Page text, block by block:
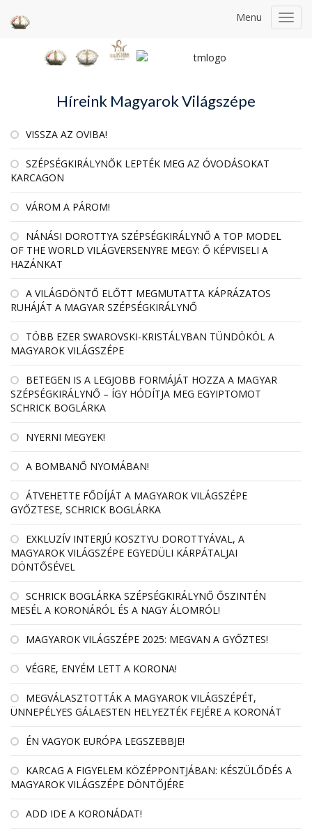
Menu
Híreink Magyarok Világszépe
VISSZA AZ OVIBA!
SZÉPSÉGKIRÁLYNŐK LEPTÉK MEG AZ ÓVODÁSOKAT
KARCAGON
VÁROM A PÁROM!
NÁNÁSI DOROTTYA SZÉPSÉGKIRÁLYNŐ A TOP MODEL
OF THE WORLD VILÁGVERSENYRE MEGY: Ő KÉPVISELI A
HAZÁNKAT
A VILÁGDÖNTŐ ELŐTT MEGMUTATTA KÁPRÁZATOS
RUHÁJÁT A MAGYAR SZÉPSÉGKIRÁLYNŐ
TÖBB EZER SWAROVSKI-KRISTÁLYBAN TÜNDÖKÖL A
MAGYAROK VILÁGSZÉPE
BETEGEN IS A LEGJOBB FORMÁJÁT HOZZA A MAGYAR
SZÉPSÉGKIRÁLYNŐ – ÍGY HÓDÍTJA MEG EGYIPTOMOT
SCHRICK BOGLÁRKA
NYERNI MEGYEK!
A BOMBANŐ NYOMÁBAN!
ÁTVEHETTE FŐDÍJÁT A MAGYAROK VILÁGSZÉPE
GYŐZTESE, SCHRICK BOGLÁRKA
EXKLUZÍV INTERJÚ KOSZTYU DOROTTYÁVAL, A
MAGYAROK VILÁGSZÉPE EGYEDÜLI KÁRPÁTALJAI
DÖNTŐSÉVEL
SCHRICK BOGLÁRKA SZÉPSÉGKIRÁLYNŐ ŐSZINTÉN
MESÉL A KORONÁRÓL ÉS A NAGY ÁLOMRÓL!
MAGYAROK VILÁGSZÉPE 2025: MEGVAN A GYŐZTES!
VÉGRE, ENYÉM LETT A KORONA!
MEGVÁLASZTOTTÁK A MAGYAROK VILÁGSZÉPÉT,
ÜNNEPÉLYES GÁLAESTEN HELYEZTÉK FEJÉRE A KORONÁT
ÉN VAGYOK EURÓPA LEGSZEBBJE!
KARCAG A FIGYELEM KÖZÉPPONTJÁBAN: KÉSZÜLŐDÉS A
MAGYAROK VILÁGSZÉPE DÖNTŐJÉRE
ADD IDE A KORONÁDAT!